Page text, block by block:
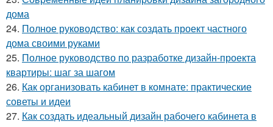
дома
24. Полное руководство: как создать проект частного
дома своими руками
25. Полное руководство по разработке дизайн-проекта
квартиры: шаг за шагом
26. Как организовать кабинет в комнате: практические
советы и идеи
27. Как создать идеальный дизайн рабочего кабинета в